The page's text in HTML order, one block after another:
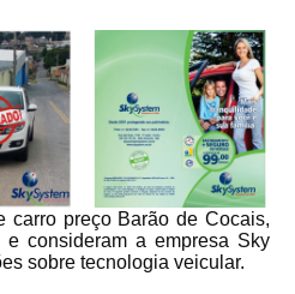
de Frota
Controle de Frota
Controle de Frota de Caminhões
de Manutenção de Frota de
de Fadiga
Empresa de
de Rastreadores de Veiculos
de Rastreamento de Moto
carro preço Barão de Cocais,
consideram a empresa Sky
sobre tecnologia veicular.